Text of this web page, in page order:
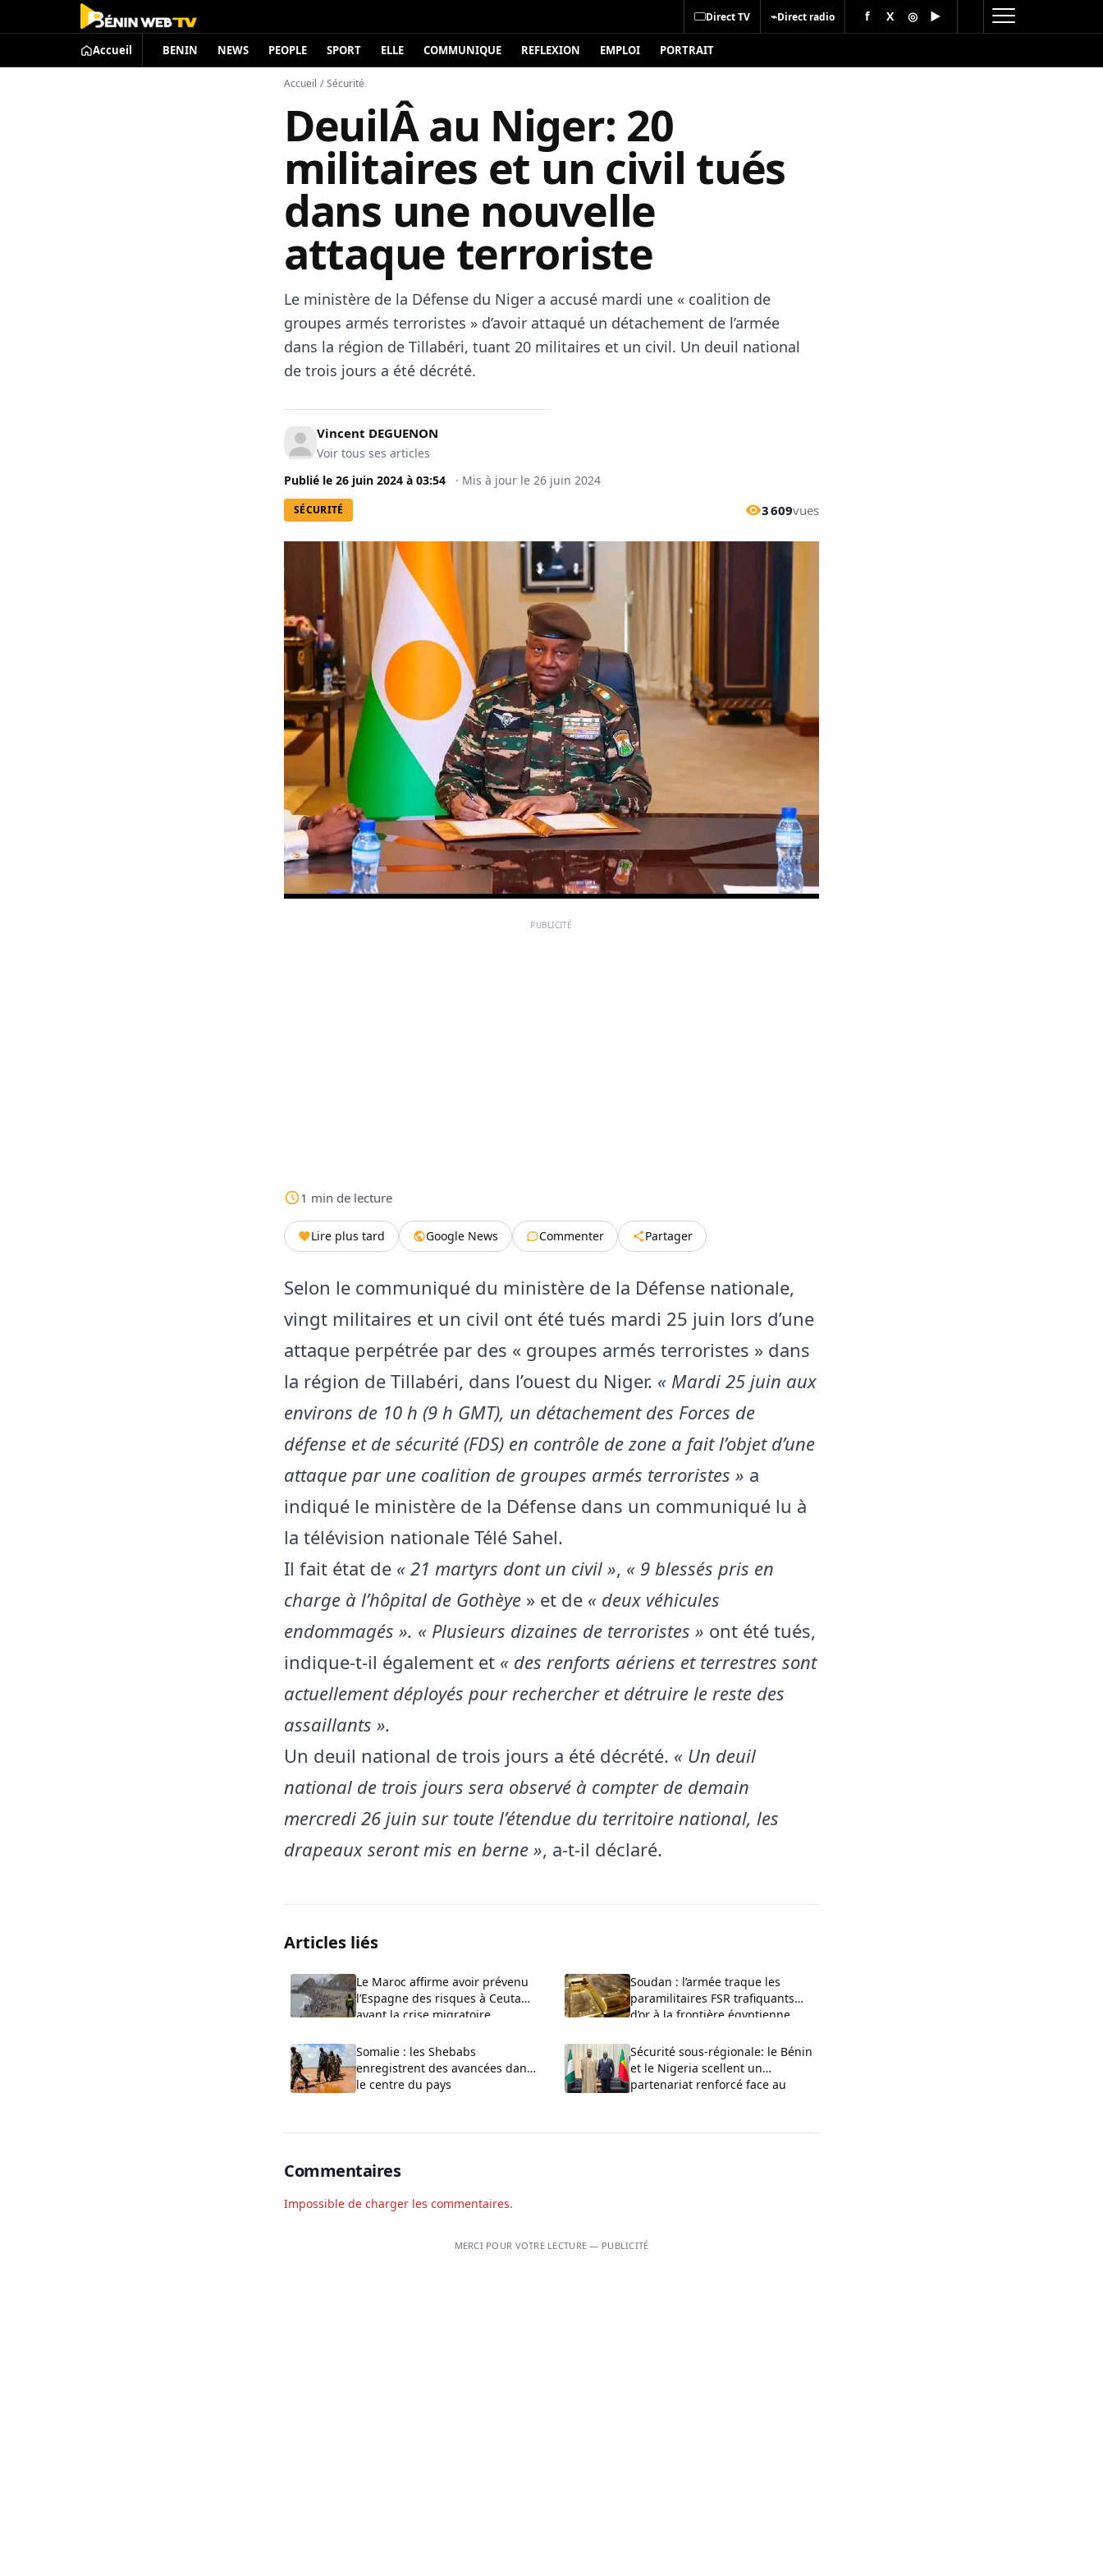
Direct TV ⌁Direct radio f X ◎ ▶
Accueil BENIN NEWS PEOPLE SPORT ELLE COMMUNIQUE REFLEXION EMPLOI PORTRAIT
Accueil / Sécurité
DeuilÂ au Niger: 20
militaires et un civil tués
dans une nouvelle
attaque terroriste
Le ministère de la Défense du Niger a accusé mardi une « coalition de
groupes armés terroristes » d’avoir attaqué un détachement de l’armée
dans la région de Tillabéri, tuant 20 militaires et un civil. Un deuil national
de trois jours a été décrété.
Vincent DEGUENON
Voir tous ses articles
Publié le 26 juin 2024 à 03:54 · Mis à jour le 26 juin 2024
SÉCURITÉ 3 609vues
PUBLICITÉ
1 min de lecture
Lire plus tard Google News Commenter Partager
Selon le communiqué du ministère de la Défense nationale,
vingt militaires et un civil ont été tués mardi 25 juin lors d’une
attaque perpétrée par des « groupes armés terroristes » dans
la région de Tillabéri, dans l’ouest du Niger. « Mardi 25 juin aux
environs de 10 h (9 h GMT), un détachement des Forces de
défense et de sécurité (FDS) en contrôle de zone a fait l’objet d’une
attaque par une coalition de groupes armés terroristes » a
indiqué le ministère de la Défense dans un communiqué lu à
la télévision nationale Télé Sahel.
Il fait état de « 21 martyrs dont un civil », « 9 blessés pris en
charge à l’hôpital de Gothèye » et de « deux véhicules
endommagés ». « Plusieurs dizaines de terroristes » ont été tués,
indique-t-il également et « des renforts aériens et terrestres sont
actuellement déployés pour rechercher et détruire le reste des
assaillants ».
Un deuil national de trois jours a été décrété. « Un deuil
national de trois jours sera observé à compter de demain
mercredi 26 juin sur toute l’étendue du territoire national, les
drapeaux seront mis en berne », a-t-il déclaré.
Articles liés
Le Maroc affirme avoir prévenu
l’Espagne des risques à Ceuta
avant la crise migratoire
Soudan : l’armée traque les
paramilitaires FSR trafiquants
d’or à la frontière égyptienne
Somalie : les Shebabs
enregistrent des avancées dans
le centre du pays
Sécurité sous-régionale: le Bénin
et le Nigeria scellent un
partenariat renforcé face au
Commentaires
Impossible de charger les commentaires.
MERCI POUR VOTRE LECTURE — PUBLICITÉ